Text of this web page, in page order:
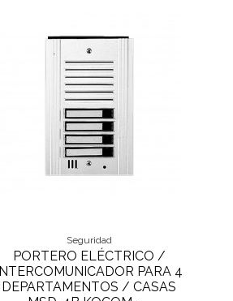
Seguridad
PORTERO ELÉCTRICO /
INTERCOMUNICADOR PARA 4
DEPARTAMENTOS / CASAS